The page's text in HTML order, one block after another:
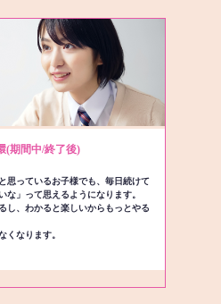
(期間中/終了後)
思っているお子様でも、毎日続けて
な」って思えるようになります。
し、わかると楽しいからもっとやる
くなります。